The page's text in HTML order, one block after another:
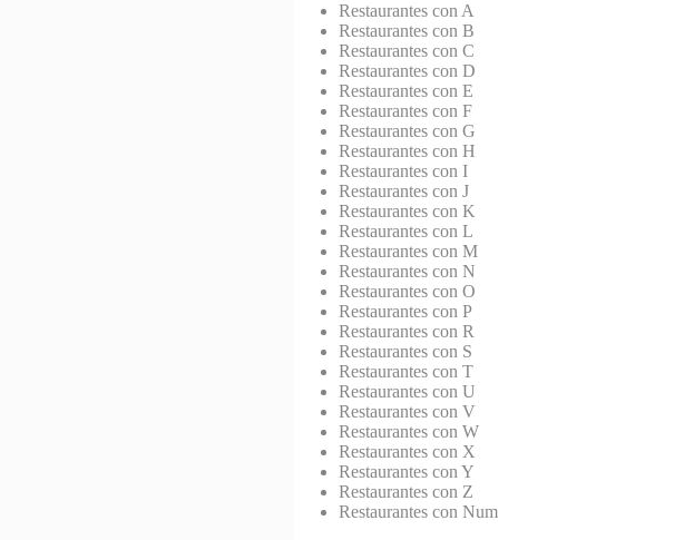
Restaurantes con A
Restaurantes con B
Restaurantes con C
Restaurantes con D
Restaurantes con E
Restaurantes con F
Restaurantes con G
Restaurantes con H
Restaurantes con I
Restaurantes con J
Restaurantes con K
Restaurantes con L
Restaurantes con M
Restaurantes con N
Restaurantes con O
Restaurantes con P
Restaurantes con R
Restaurantes con S
Restaurantes con T
Restaurantes con U
Restaurantes con V
Restaurantes con W
Restaurantes con X
Restaurantes con Y
Restaurantes con Z
Restaurantes con Num